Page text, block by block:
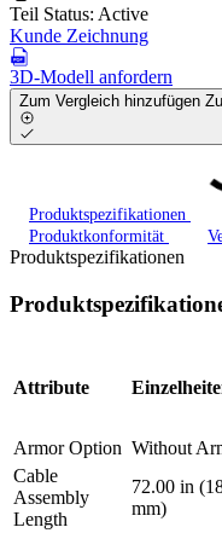
Teil Status: Active
Kunde Zeichnung
3D-Modell anfordern
Zum Vergleich hinzufügen
Produktspezifikationen
Produktkonformität
Produktspezifikationen
Attribute
Armor Option Without
Cable
Assembly
Length
72.00 in
mm)